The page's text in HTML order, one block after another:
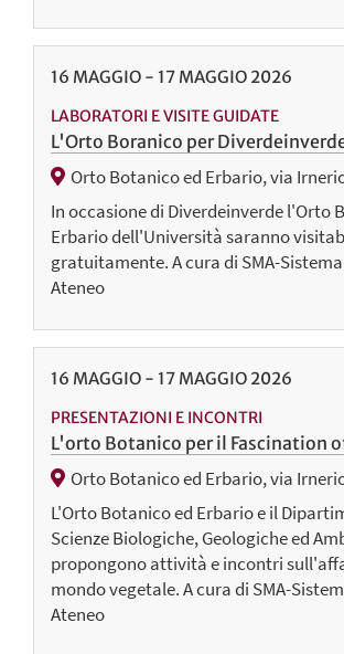
16 MAGGIO - 17 MAGGIO 2026
LABORATORI E VISITE GUIDATE
L'Orto Boranico per
Orto Botanico ed Erbario, via
In occasione di Diverdeinverde l'Orto
Erbario dell'Università saranno
gratuitamente. A cura di SMA-
Ateneo
16 MAGGIO - 17 MAGGIO 2026
PRESENTAZIONI E INCONTRI
L'orto Botanico per il Fascination
Orto Botanico ed Erbario, via
L'Orto Botanico ed Erbario e il
Scienze Biologiche, Geologiche ed
propongono attività e incontri
mondo vegetale. A cura di SMA-
Ateneo